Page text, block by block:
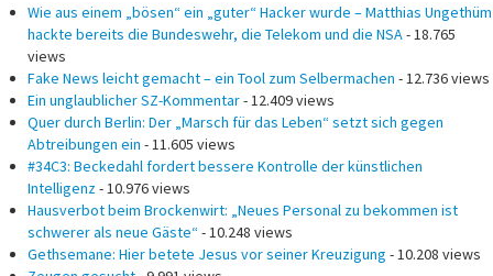
Wie aus einem „bösen“ ein „guter“ Hacker wurde – Matthias Ungethüm
hackte bereits die Bundeswehr, die Telekom und die NSA - 18.765
views
Fake News leicht gemacht – ein Tool zum Selbermachen - 12.736 views
Ein unglaublicher SZ-Kommentar- 12.409 views
Quer durch Berlin: Der „Marsch für das Leben“ setzt sich gegen
Abtreibungen ein - 11.605 views
#34C3: Beckedahl fordert bessere Kontrolle der künstlichen
Intelligenz - 10.976 views
Hausverbot beim Brockenwirt: „Neues Personal zu bekommen ist
schwerer als neue Gäste“- 10.248 views
Gethsemane: Hier betete Jesus vor seiner Kreuzigung - 10.208 views